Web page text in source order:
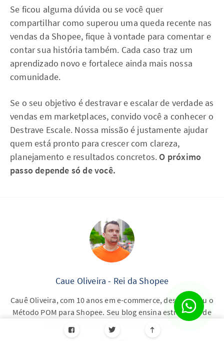
Se ficou alguma dúvida ou se você quer
compartilhar como superou uma queda recente nas
vendas da Shopee, fique à vontade para comentar e
contar sua história também. Cada caso traz um
aprendizado novo e fortalece ainda mais nossa
comunidade.
Se o seu objetivo é destravar e escalar de verdade as
vendas em marketplaces, convido você a conhecer o
Destrave Escale. Nossa missão é justamente ajudar
quem está pronto para crescer com clareza,
planejamento e resultados concretos. O próximo
passo depende só de você.
Caue Oliveira - Rei da Shopee
Cauê Oliveira, com 10 anos em e-commerce, desenvolveu o
Método POM para Shopee. Seu blog ensina estratégias de
venda e marketing para sucesso online.